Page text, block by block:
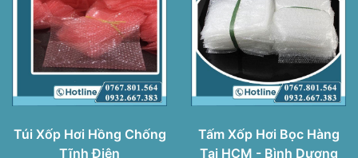
Túi Xốp Hơi Hồng Chống
Tĩnh Điện
Tấm Xốp Hơi Bọc Hàng
Tại HCM - Bình Dương